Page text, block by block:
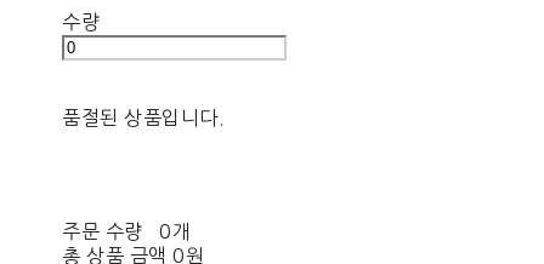
수량
품절된 상품입니다.
주문 수량
0개
총 상품 금액 0원